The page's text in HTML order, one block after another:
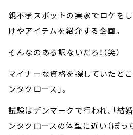
親不孝スポットの実家でロケを
けやアイテムを紹介する企画。
そんなのある訳ないだろ！（笑）
マイナーな資格を探していたと
ンタクロース」。
試験はデンマークで行われ、「結
ンタクロースの体型に近い（ぽっ